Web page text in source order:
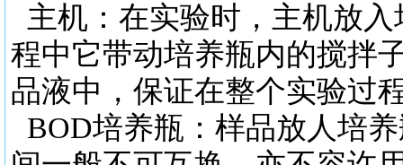
主机：在实验时，主机放入
程中它带动培养瓶内的搅拌
品液中，保证在整个实验过
BOD培养瓶：样品放人培